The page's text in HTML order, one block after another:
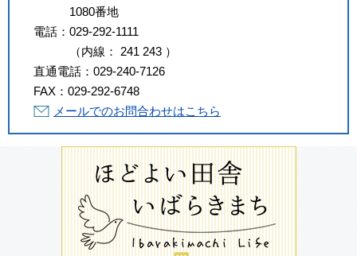
1080番地
電話： 029-292-1111
（内線 ： 241 243 ）
直通電話： 029-240-7126
FAX： 029-292-6748
メールでのお問合わせはこちら